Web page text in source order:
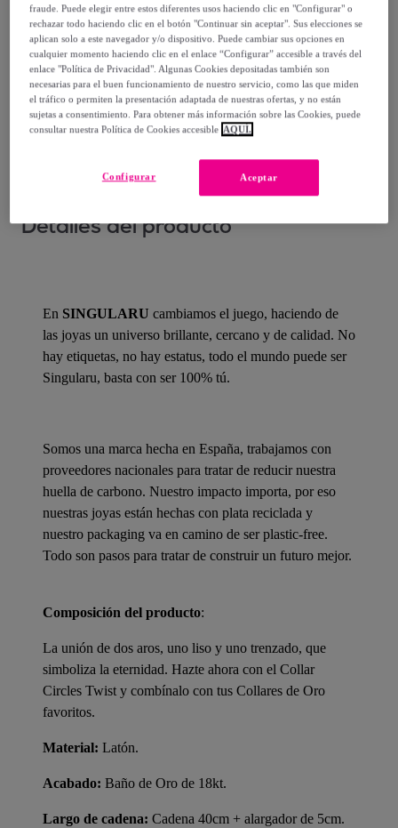
Gratis desde 30 € de compra
Entrega: Entre el10/08y el13/08
¿Cómo funciona?
Detalles del producto
En SINGULARU cambiamos el juego, haciendo de
las joyas un universo brillante, cercano y de calidad. No
hay etiquetas, no hay estatus, todo el mundo puede ser
Singularu, basta con ser 100% tú.
Somos una marca hecha en España, trabajamos con
proveedores nacionales para tratar de reducir nuestra
huella de carbono. Nuestro impacto importa, por eso
nuestras joyas están hechas con plata reciclada y
nuestro packaging va en camino de ser plastic-free.
Todo son pasos para tratar de construir un futuro mejor.
Composición del producto:
La unión de dos aros, uno liso y uno trenzado, que
simboliza la eternidad. Hazte ahora con el Collar
Circles Twist y combínalo con tus Collares de Oro
favoritos.
Material: Latón.
Acabado: Baño de Oro de 18kt.
Largo de cadena: Cadena 40cm + alargador de 5cm.
fraude. Puede elegir entre estos diferentes usos haciendo clic en "Configurar" o
rechazar todo haciendo clic en el botón "Continuar sin aceptar". Sus elecciones se
aplican solo a este navegador y/o dispositivo. Puede cambiar sus opciones en
cualquier momento haciendo clic en el enlace “Configurar” accesible a través del
enlace "Política de Privacidad". Algunas Cookies depositadas también son
necesarias para el buen funcionamiento de nuestro servicio, como las que miden
el tráfico o permiten la presentación adaptada de nuestras ofertas, y no están
sujetas a consentimiento. Para obtener más información sobre las Cookies, puede
consultar nuestra Política de Cookies accesible AQUÍ.
Aceptar
Configurar